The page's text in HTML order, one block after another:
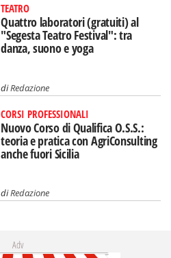
TEATRO
Quattro laboratori (gratuiti) al
"Segesta Teatro Festival": tra
danza, suono e yoga
diRedazione
CORSI PROFESSIONALI
Nuovo Corso di Qualifica O.S.S.:
teoria e pratica con AgriConsulting
anche fuori Sicilia
diRedazione
Adv